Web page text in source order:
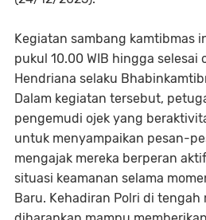
Kegiatan sambang kamtibmas
pukul 10.00 WIB hingga selesai
Hendriana selaku
Dalam kegiatan tersebut,
pengemudi ojek yang
untuk menyampaikan pesan-
mengajak mereka berperan
situasi keamanan selama
Baru. Kehadiran Polri di tengah